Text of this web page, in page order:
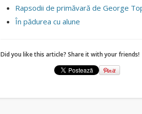
Rapsodii de primăvară de George
În pădurea cu alune
Did you like this article? Share it with your friends!